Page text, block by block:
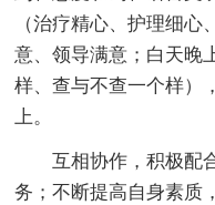
（治疗精心、护理细
意、领导满意；白天晚
样、查与不查一个样）
上。
互相协作，积极配
务；不断提高自身素质